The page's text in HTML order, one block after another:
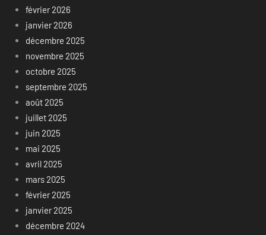
février 2026
janvier 2026
décembre 2025
novembre 2025
octobre 2025
septembre 2025
août 2025
juillet 2025
juin 2025
mai 2025
avril 2025
mars 2025
février 2025
janvier 2025
décembre 2024